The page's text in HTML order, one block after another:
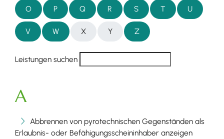
O P Q R S T U
V W X Y Z
Leistungen suchen
A
Abbrennen von pyrotechnischen Gegenständen als
Erlaubnis- oder Befähigungsscheininhaber anzeigen